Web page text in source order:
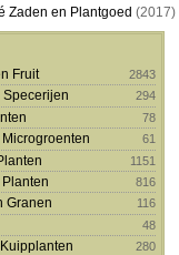
Zaden en Plantgoed (2017)
Fruit
2843
Specerijen 294
78
61
1151
816
Granen 116
48
280